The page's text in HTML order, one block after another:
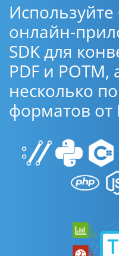
онлайн-
SDK для
PDF и POTM,
несколько
форматов от